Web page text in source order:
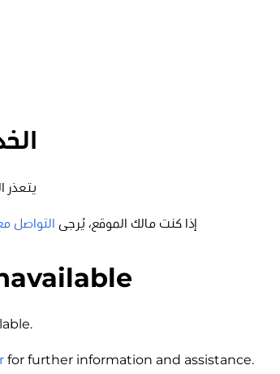
يتعذر
إذا كنت مالك الموقع، يُرجى التواصل
for further information and assistance.